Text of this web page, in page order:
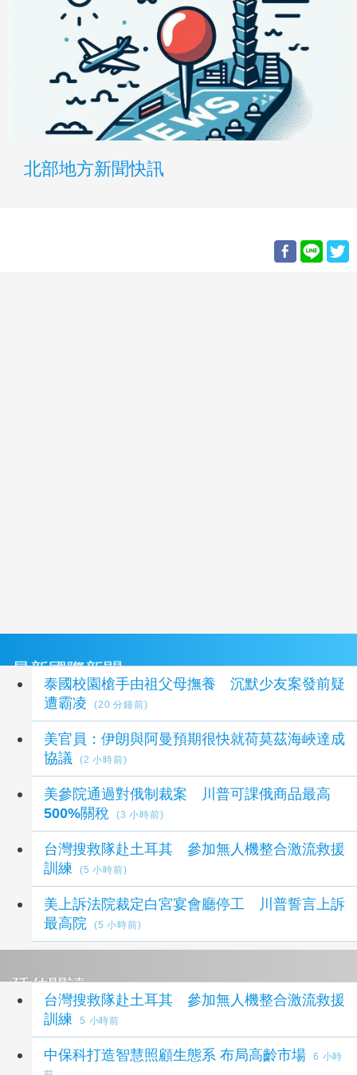
北部地方新聞快訊
最新國際新聞
泰國校園槍手由祖父母撫養 沉默少友案發前疑
遭霸凌
(20 分鐘前)
美官員：伊朗與阿曼預期很快就荷莫茲海峽達成
協議
(2 小時前)
美參院通過對俄制裁案 川普可課俄商品最高
500%關稅
(3 小時前)
台灣搜救隊赴土耳其 參加無人機整合激流救援
訓練
(5 小時前)
美上訴法院裁定白宮宴會廳停工 川普誓言上訴
最高院
(5 小時前)
延伸閱讀
台灣搜救隊赴土耳其 參加無人機整合激流救援
訓練
5 小時前
中保科打造智慧照顧生態系 布局高齡市場
6 小時